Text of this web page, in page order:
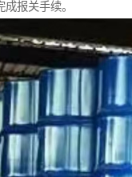
报关手续。